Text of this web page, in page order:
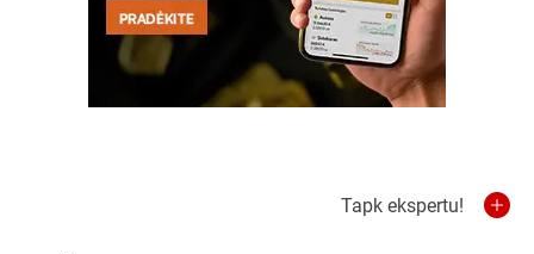
Tapk ekspertu!